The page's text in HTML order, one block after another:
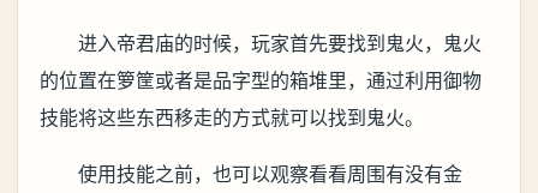
进入帝君庙的时候，玩家首先要找到鬼火，鬼火
的位置在箩筐或者是品字型的箱堆里，通过利用御物
技能将这些东西移走的方式就可以找到鬼火。
使用技能之前，也可以观察看看周围有没有金